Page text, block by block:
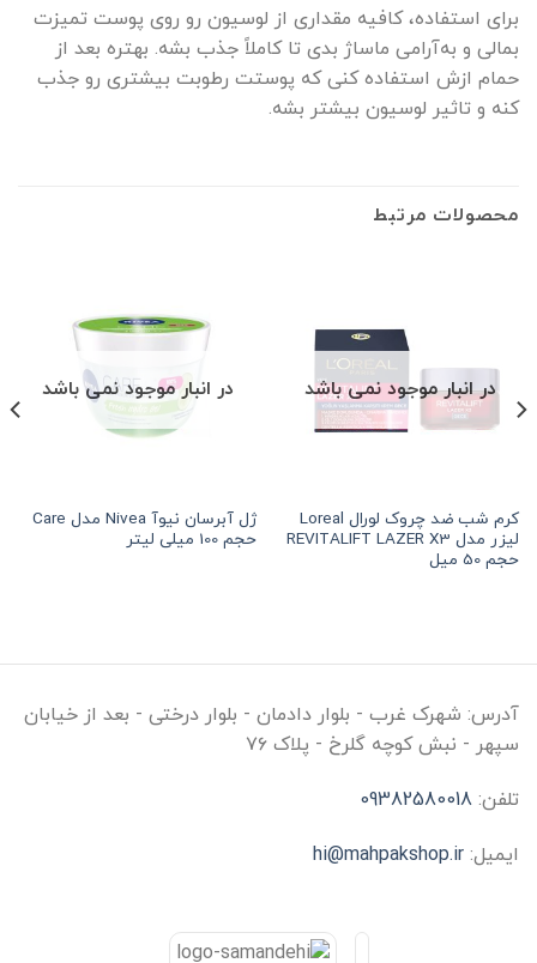
برای استفاده، کافیه مقداری از لوسیون رو روی پوست تمیزت
بمالی و به‌آرامی ماساژ بدی تا کاملاً جذب بشه. بهتره بعد از
حمام ازش استفاده کنی که پوستت رطوبت بیشتری رو جذب
کنه و تاثیر لوسیون بیشتر بشه.
محصولات مرتبط
در انبار موجود نمی باشد
کرم شب ضد چروک لورال Loreal
لیزر مدل REVITALIFT LAZER X3
حجم 50 میل
در انبار موجود نمی باشد
ژل آبرسان نیوآ Nivea مدل Care
حجم 100 میلی لیتر
• خرید قسطی با ترب‌پی بدون کارمزد
آدرس: شهرک غرب - بلوار دادمان - بلوار درختی - بعد از خیابان
سپهر - نبش کوچه گلرخ - پلاک ۷۶
تلفن: 09382580018
ایمیل: hi@mahpakshop.ir